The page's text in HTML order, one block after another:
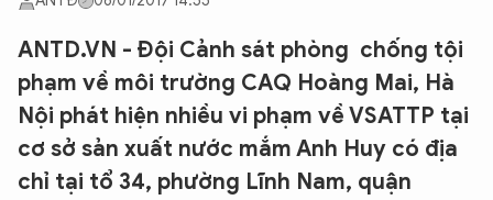
ANTD.VN - Đội Cảnh sát phòng chống tội
phạm về môi trường CAQ Hoàng Mai, Hà
Nội phát hiện nhiều vi phạm về VSATTP tại
cơ sở sản xuất nước mắm Anh Huy có địa
chỉ tại tổ 34, phường Lĩnh Nam, quận